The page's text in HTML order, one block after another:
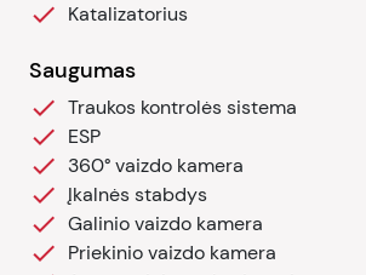
Katalizatorius
Saugumas
Traukos kontrolės sistema
ESP
360° vaizdo kamera
Įkalnės stabdys
Galinio vaizdo kamera
Priekinio vaizdo kamera